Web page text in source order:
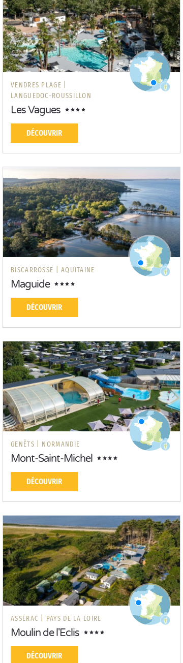
VENDRES PLAGE |
LANGUEDOC-ROUSSILLON
Les Vagues
DÉCOUVRIR
BISCARROSSE | AQUITAINE
Maguide
DÉCOUVRIR
GENÊTS | NORMANDIE
Mont-Saint-Michel
DÉCOUVRIR
ASSÉRAC | PAYS DE LA LOIRE
Moulin de l'Eclis
DÉCOUVRIR